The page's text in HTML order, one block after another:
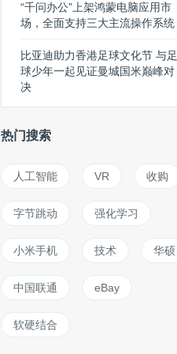
“千问办公”上架鸿蒙电脑应用市
场，全面支持三大主流操作系统
比亚迪助力香港足球文化节 与足
球少年一起见证曼城国米巅峰对
决
热门搜索
人工智能 VR 收购
字节跳动 强化学习
小米手机 技术 华硕
中国联通 eBay
软硬结合